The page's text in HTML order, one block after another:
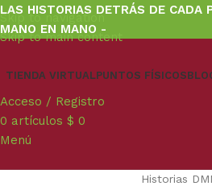
Skip to navigation
Skip to main content
LAS HISTORIAS DETRÁS DE CADA
MANO EN MANO -
TIENDA VIRTUALPUNTOS FÍSICOS
Acceso / Registro
0 artículos $ 0
Menú
Historias